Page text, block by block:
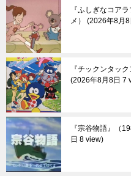
『ふしぎなコア
メ）
2026年8月
『チックンタッ
2026年8月8日 7
『宗谷物語』（
日 8 view